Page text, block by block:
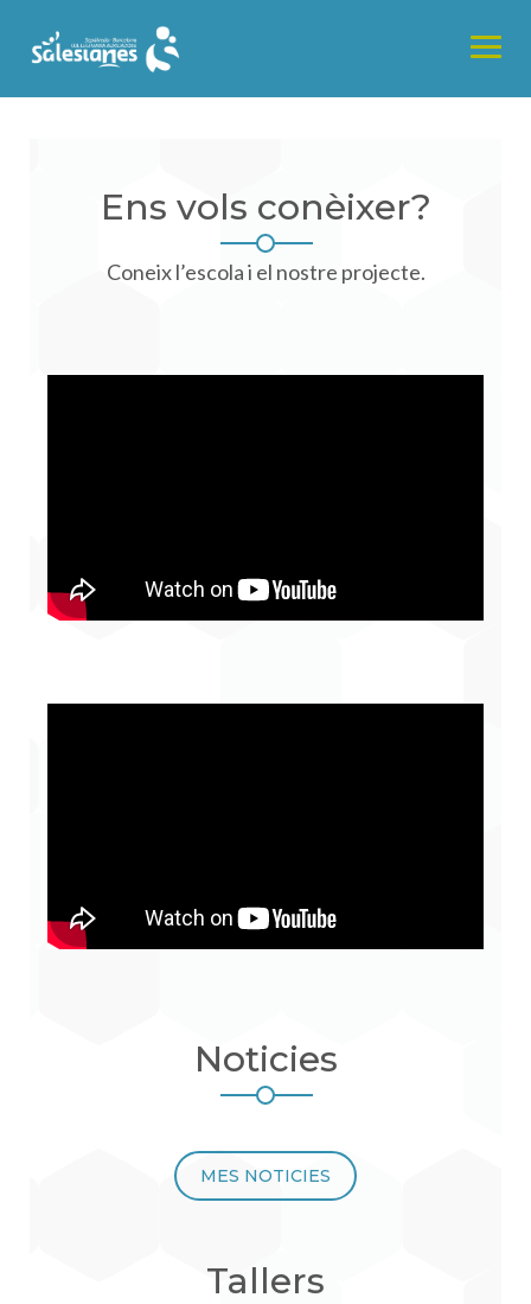
content
Ens vols conèixer?
Coneix l’escola i el nostre projecte.
Noticies
MES NOTICIES
Tallers